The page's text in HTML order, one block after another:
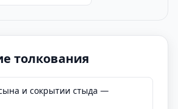
толкования
и сокрытии стыда —